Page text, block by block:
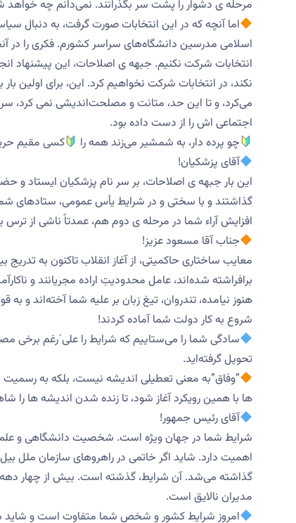
مرحله ی دشوار را پشت سر بگذرانند. نمی‌دانم چه خواهد
اما آنچه که در این انتخابات صورت گرفت، به دنبال
اسلامی مدرسین دانشگاه‌های سراسر کشورم. فکری را در
انتخابات شرکت نکنیم. جبهه ی اصلاحات، این پیشنهاد
نکند، در انتخابات شرکت نخواهیم کرد. این، برای اولین
می‌کرد، و تا این حد، متانت و مصلحت‌اندیشی نمی کرد،
اجتماعی اش را از دست داده بود.
چو پرده‌ دار، به شمشیر می‌زند همه را
کسی مقیم
آقای پزشکیان!
این بار جبهه ی اصلاحات، بر سر نام پزشکیان ایستاد و
گذاشتند و با سختی و در شرایط یأس عمومی، ستادهای
افزایش آراء شما در مرحله ی دوم هم، عمدتاً ناشی از
جناب آقا مسعود عزیز!
معایب ساختاری حاکمیتی، از آغاز انقلاب تاکنون به
برافراشته شده‌اند، عامل محدودیتِ اراده مجریانند و
هنوز نیامده، تندروان، تیغ‌ زبان بر علیه شما آخته‌اند
شروع به کار دولت شما آماده کردند!
سادگی شما را می‌ستاییم که شرایط را علیˈرغم برخی
تحویل گرفته‌اید.
”وفاق”به معنی تعطیلی اندیشه نیست، بلکه به
ها با همین رویکرد آغاز شود، تا زنده شدن اندیشه ها را
آقای رئیس جمهور!
شرایط شما در جهان ویژه است. شخصیت دانشگاهی و
اهمیت دارد. شاید اگر خاتمی در راهروهای سازمان ملل
گذاشته می‌شد. آن شرایط، گذشته است. بیش از چهار
مدیران نالایق است.
امروز شرایط کشور و شخص شما متفاوت است و شاید